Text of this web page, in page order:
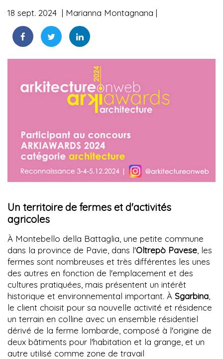
18 sept. 2024 Marianna Montagnana
Un territoire de fermes et d'activités
agricoles
À Montebello della Battaglia, une petite commune
dans la province de Pavie, dans l'Oltrepò Pavese , les
fermes sont nombreuses et très différentes les unes
des autres en fonction de l'emplacement et des
cultures pratiquées, mais présentent un intérêt
historique et environnemental important. À Sgarbina
le client choisit pour sa nouvelle activité et résidence
un terrain en colline avec un ensemble résidentiel
dérivé de la ferme lombarde, composé à l'origine de
deux bâtiments pour l'habitation et la grange, et un
autre utilisé comme zone de travail